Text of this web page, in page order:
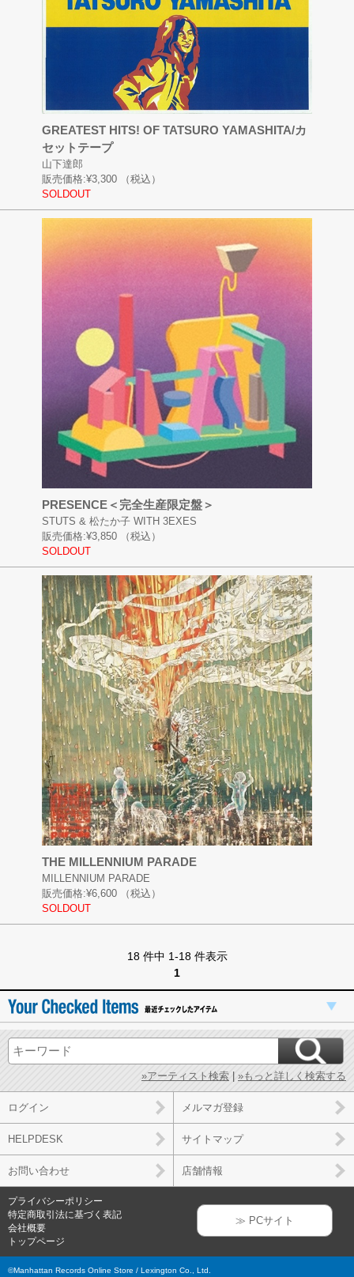
GREATEST HITS! OF TATSURO YAMASHITA/カ
セットテープ
山下達郎
販売価格:¥3,300
（税込）
SOLDOUT
PRESENCE＜完全生産限定盤＞
STUTS & 松たか子 WITH 3EXES
販売価格:¥3,850
（税込）
SOLDOUT
THE MILLENNIUM PARADE
MILLENNIUM PARADE
販売価格:¥6,600
（税込）
SOLDOUT
18 件中 1-18 件表示
1
»アーティスト検索 | »もっと詳しく検索する
ログイン メルマガ登録
HELPDESK サイトマップ
お問い合わせ 店舗情報
プライバシーポリシー
特定商取引法に基づく表記
会社概要
トップページ
≫ PCサイト
©Manhattan Records Online Store / Lexington Co., Ltd.